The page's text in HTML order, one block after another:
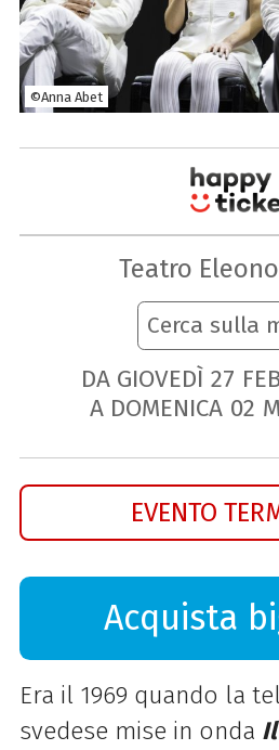
©Anna Abet
Teatro
Cerca sulla
DA GIOVEDÌ 27
A DOMENICA 02
EVENTO
Acquista
Era il 1969 quando la
svedese mise in onda